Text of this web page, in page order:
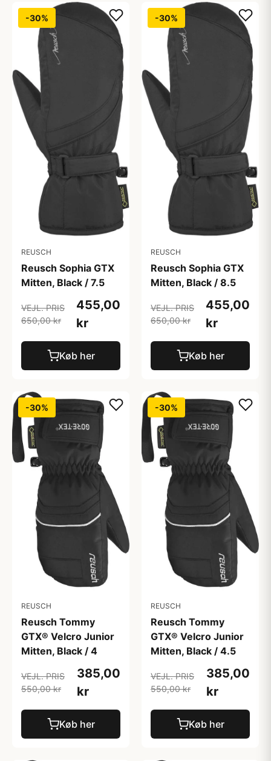
-30%
REUSCH
Reusch Sophia GTX
Mitten, Black / 7.5
VEJL. PRIS
650,00 kr
455,00
kr
Køb her
-30%
REUSCH
Reusch Sophia GTX
Mitten, Black / 8.5
VEJL. PRIS
650,00 kr
455,00
kr
Køb her
-30%
REUSCH
Reusch Tommy
GTX® Velcro Junior
Mitten, Black / 4
VEJL. PRIS
550,00 kr
385,00
kr
Køb her
-30%
REUSCH
Reusch Tommy
GTX® Velcro Junior
Mitten, Black / 4.5
VEJL. PRIS
550,00 kr
385,00
kr
Køb her